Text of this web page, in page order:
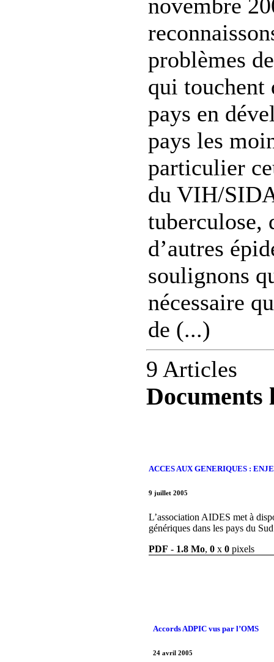
novembre
problèmes
qui touchent
pays en
pays les
particulier
du VIH/
tuberculose,
d’autres
soulignons
nécessaire
de (...)
9 Articles
Documents
ACCES AUX GENERIQUES :
9 juillet 2005
L’association AIDES met à
génériques dans les pays du Sud
PDF - 1.8 Mo, 0 x 0 pixels
Accords ADPIC vus par l’OMS
24 avril 2005